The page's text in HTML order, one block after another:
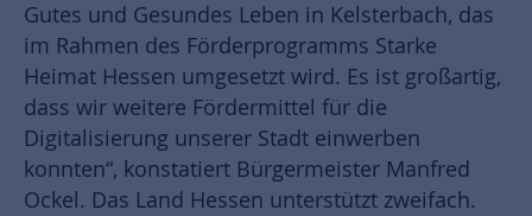
Gutes und Gesundes Leben in Kelsterbach, das
im Rahmen des Förderprogramms Starke
Heimat Hessen umgesetzt wird. Es ist großartig,
dass wir weitere Fördermittel für die
Digitalisierung unserer Stadt einwerben
konnten“, konstatiert Bürgermeister Manfred
Ockel. Das Land Hessen unterstützt zweifach.